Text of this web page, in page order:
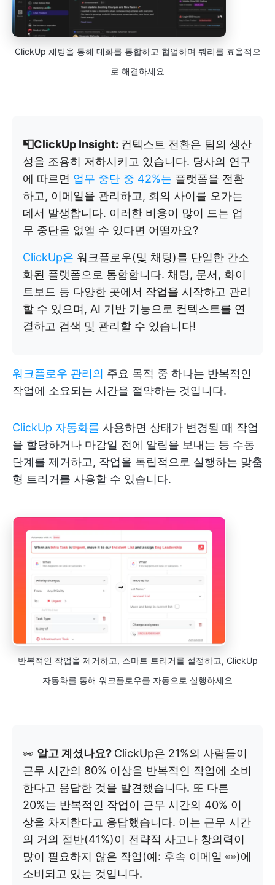
ClickUp 채팅을 통해 대화를 통합하고 협업하며 쿼리를 효율적으
로 해결하세요
📮ClickUp Insight: 컨텍스트 전환은 팀의 생산
성을 조용히 저하시키고 있습니다. 당사의 연구
에 따르면 업무 중단 중 42%는 플랫폼을 전환
하고, 이메일을 관리하고, 회의 사이를 오가는
데서 발생합니다. 이러한 비용이 많이 드는 업
무 중단을 없앨 수 있다면 어떨까요?
ClickUp은 워크플로우(및 채팅)를 단일한 간소
화된 플랫폼으로 통합합니다. 채팅, 문서, 화이
트보드 등 다양한 곳에서 작업을 시작하고 관리
할 수 있으며, AI 기반 기능으로 컨텍스트를 연
결하고 검색 및 관리할 수 있습니다!
워크플로우 관리의 주요 목적 중 하나는 반복적인
작업에 소요되는 시간을 절약하는 것입니다.
ClickUp 자동화를 사용하면 상태가 변경될 때 작업
을 할당하거나 마감일 전에 알림을 보내는 등 수동
단계를 제거하고, 작업을 독립적으로 실행하는 맞춤
형 트리거를 사용할 수 있습니다.
반복적인 작업을 제거하고, 스마트 트리거를 설정하고, ClickUp
자동화를 통해 워크플로우를 자동으로 실행하세요
👀 알고 계셨나요? ClickUp은 21%의 사람들이
근무 시간의 80% 이상을 반복적인 작업에 소비
한다고 응답한 것을 발견했습니다. 또 다른
20%는 반복적인 작업이 근무 시간의 40% 이
상을 차지한다고 응답했습니다. 이는 근무 시간
의 거의 절반(41%)이 전략적 사고나 창의력이
많이 필요하지 않은 작업(예: 후속 이메일 👀)에
소비되고 있는 것입니다.